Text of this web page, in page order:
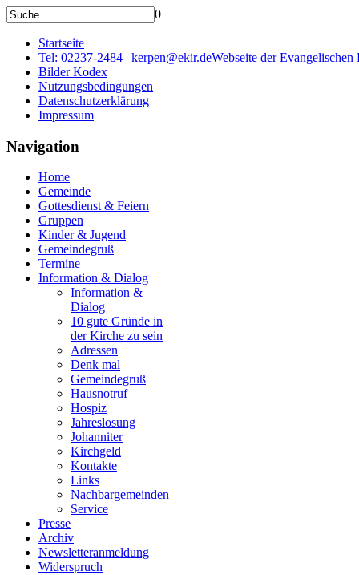
0
Startseite
Tel: 02237-2484 | kerpen@ekir.deWebseite der
Bilder Kodex
Nutzungsbedingungen
Datenschutzerklärung
Impressum
Navigation
Home
Gemeinde
Gottesdienst & Feiern
Gruppen
Kinder & Jugend
Gemeindegruß
Termine
Information & Dialog
Information &
Dialog
10 gute Gründe in
der Kirche zu sein
Adressen
Denk mal
Gemeindegruß
Hausnotruf
Hospiz
Jahreslosung
Johanniter
Kirchgeld
Kontakte
Links
Nachbargemeinden
Service
Presse
Archiv
Newsletteranmeldung
Widerspruch